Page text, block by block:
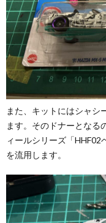
また、キットにはシャシ
ます。そのドナーとなる
ィールシリーズ「HHF02
を流用します。